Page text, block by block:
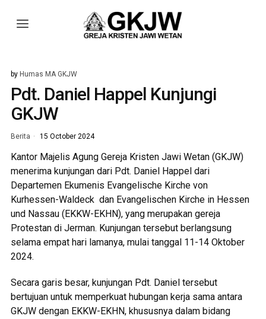
by Humas MA GKJW
Pdt. Daniel Happel Kunjungi
GKJW
Berita 15 October 2024
Kantor Majelis Agung Gereja Kristen Jawi Wetan (GKJW)
menerima kunjungan dari Pdt. Daniel Happel dari
Departemen Ekumenis Evangelische Kirche von
Kurhessen-Waldeck dan Evangelischen Kirche in Hessen
und Nassau (EKKW-EKHN), yang merupakan gereja
Protestan di Jerman. Kunjungan tersebut berlangsung
selama empat hari lamanya, mulai tanggal 11-14 Oktober
2024.
Secara garis besar, kunjungan Pdt. Daniel tersebut
bertujuan untuk memperkuat hubungan kerja sama antara
GKJW dengan EKKW-EKHN, khususnya dalam bidang